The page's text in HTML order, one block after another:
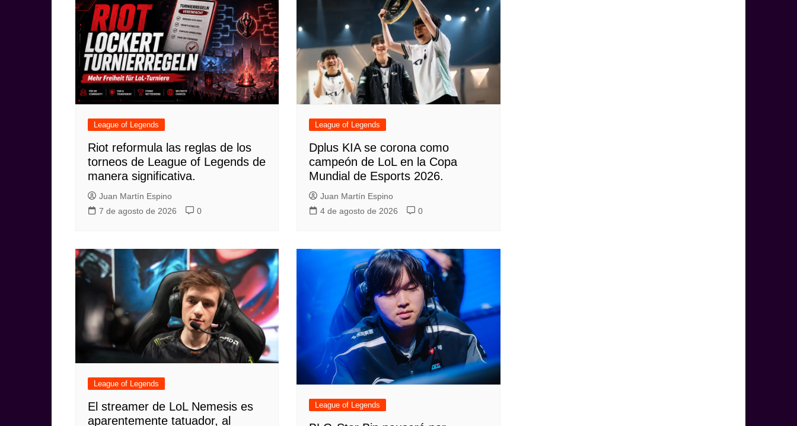
League of Legends
Riot reformula las reglas de los
torneos de League of Legends de
manera significativa.
Juan Martín Espino
7 de agosto de 2026
0
League of Legends
Dplus KIA se corona como
campeón de LoL en la Copa
Mundial de Esports 2026.
Juan Martín Espino
4 de agosto de 2026
0
League of Legends
El streamer de LoL Nemesis es
aparentemente tatuador, al
League of Legends